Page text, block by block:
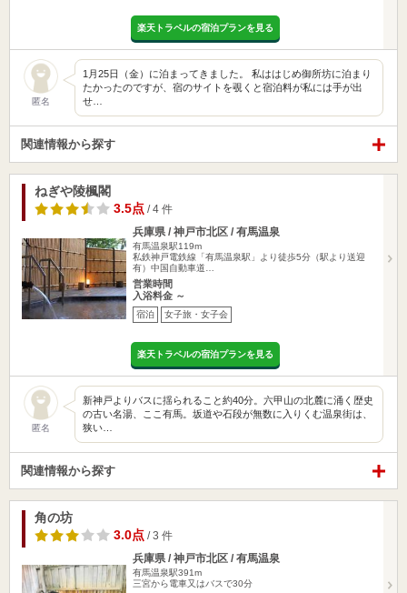
楽天トラベルの宿泊プランを見る
匿名
1月25日（金）に泊まってきました。 私ははじめ御所坊に泊まり
たかったのですが、宿のサイトを覗くと宿泊料が私には手が出
せ…
関連情報から探す
ねぎや陵楓閣
3.5点 / 4 件
兵庫県 / 神戸市北区 / 有馬温泉
有馬温泉駅119m
私鉄神戸電鉄線「有馬温泉駅」より徒歩5分（駅より送迎
有）中国自動車道…
営業時間
入浴料金 ～
宿泊 女子旅・女子会
楽天トラベルの宿泊プランを見る
匿名
新神戸よりバスに揺られること約40分。六甲山の北麓に涌く歴史
の古い名湯、ここ有馬。坂道や石段が無数に入りくむ温泉街は、
狭い…
関連情報から探す
角の坊
3.0点 / 3 件
兵庫県 / 神戸市北区 / 有馬温泉
有馬温泉駅391m
三宮から電車又はバスで30分